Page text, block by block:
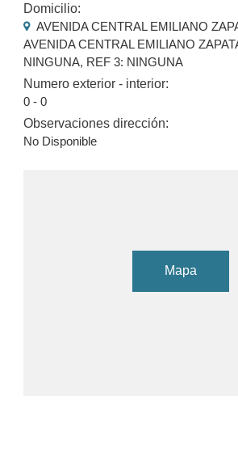
Domicilio:
AVENIDA CENTRAL EMILIANO
AVENIDA CENTRAL EMILIANO
NINGUNA, REF 3: NINGUNA
Numero exterior - interior:
0 - 0
Observaciones dirección:
No Disponible
Mapa